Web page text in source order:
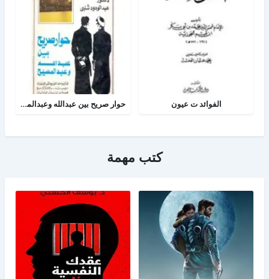
الفوائد ت عيون حوار صريح بين عبدالله وعبدالمسيح
كتب مهمة